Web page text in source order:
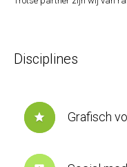
Disciplines
star Grafisch